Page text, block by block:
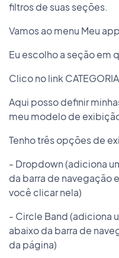
filtros de suas seções.
Vamos ao menu Meu
Eu escolho a seção em
Clico no link
Aqui posso definir
meu modelo de
Tenho três opções de
- Dropdown (adiciona
da barra de navegação
você clicar nela)
- Circle Band (adiciona
abaixo da barra de
da página)